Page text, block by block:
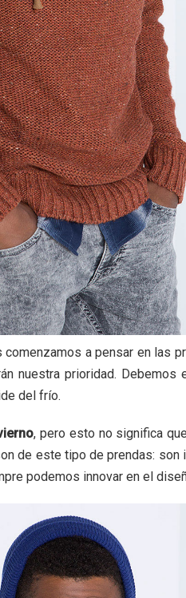
a pensar en las
nuestra prioridad. Debemos
del frío.
, pero esto no significa
de este tipo de prendas:
podemos innovar en el